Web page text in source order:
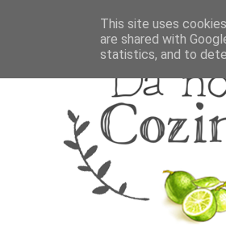
This site uses
are shared with
statistics, and to